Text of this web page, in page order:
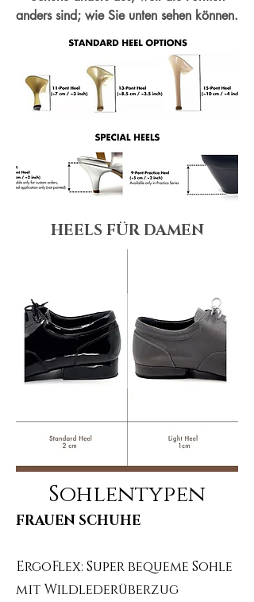
anders sind; wie Sie unten sehen können.
HEELS FÜR DAMEN
Sohlentypen
FRAUEN SCHUHE
ErgoFlex: Super bequeme Sohle
mit Wildlederüberzug